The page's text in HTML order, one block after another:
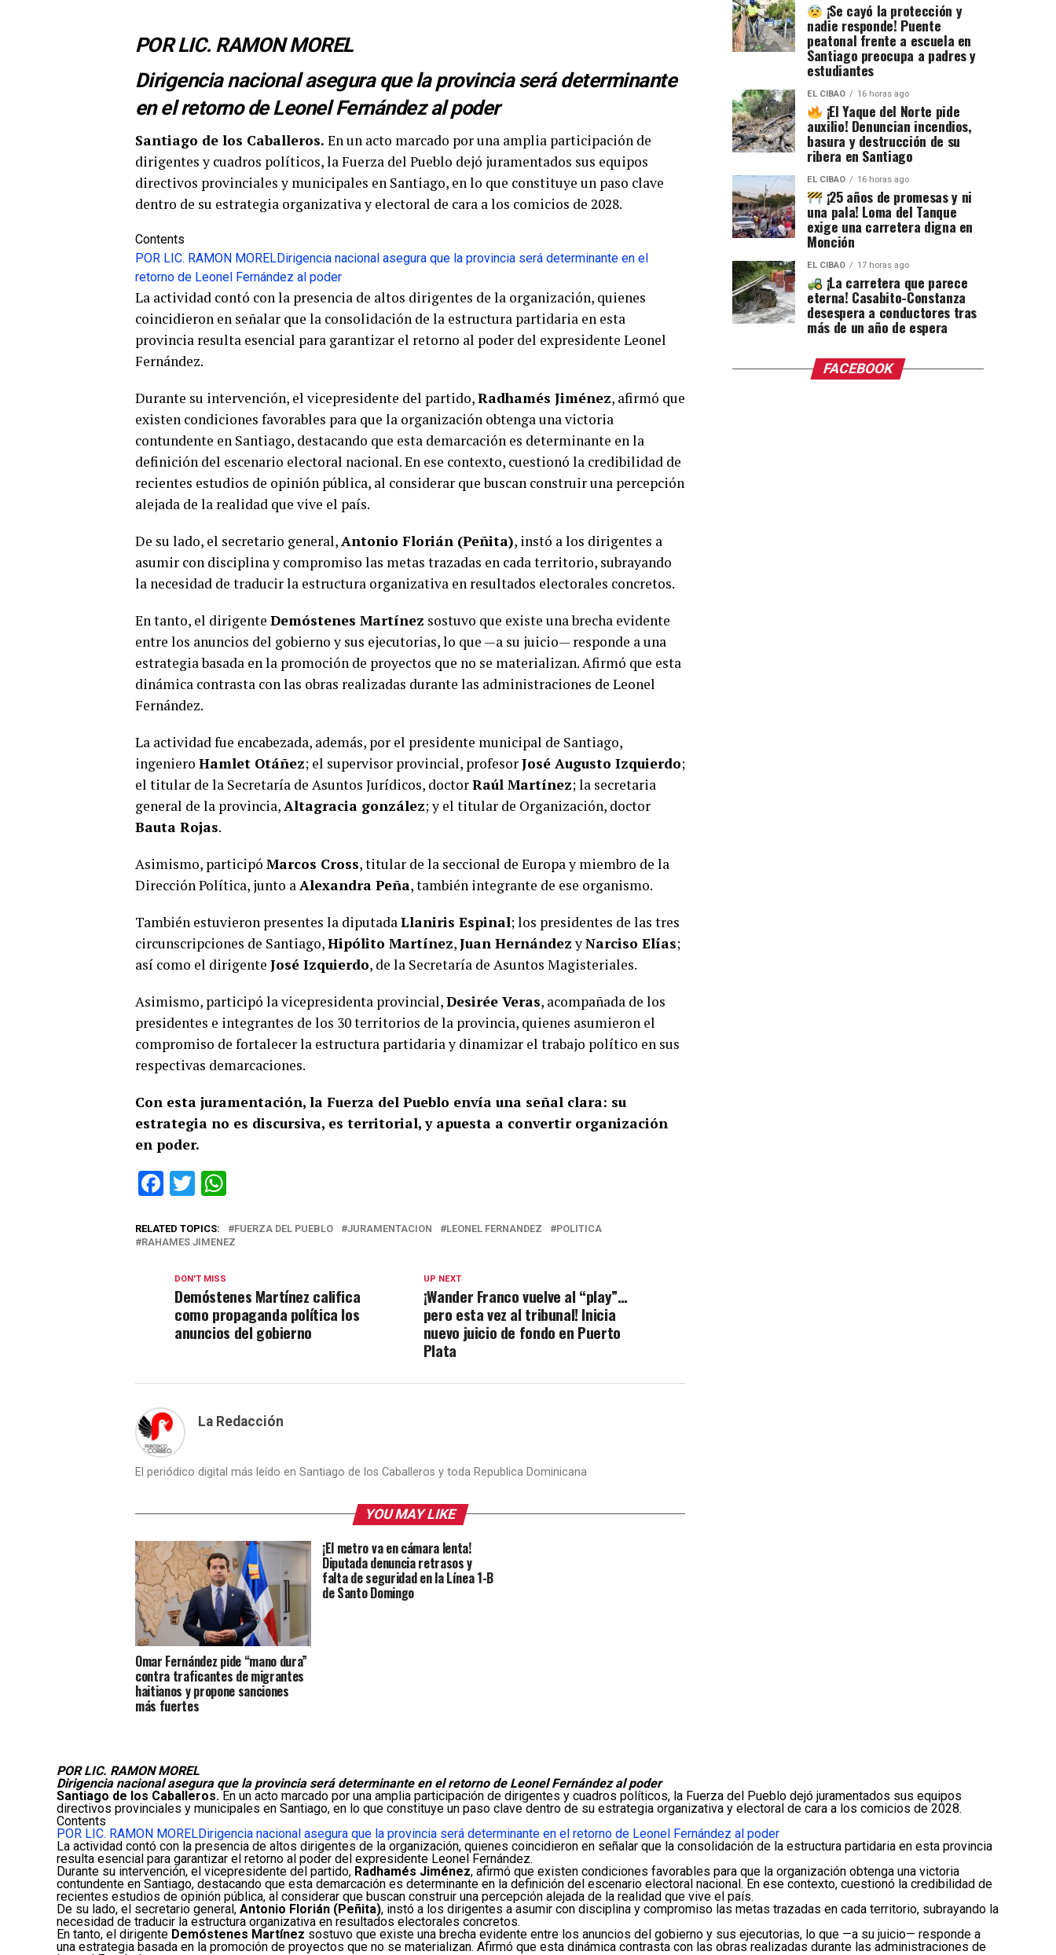
POR LIC. RAMON MOREL
Dirigencia nacional asegura que la provincia será determinante
en el retorno de Leonel Fernández al poder
Santiago de los Caballeros. En un acto marcado por una amplia participación de
dirigentes y cuadros políticos, la Fuerza del Pueblo dejó juramentados sus equipos
directivos provinciales y municipales en Santiago, en lo que constituye un paso clave
dentro de su estrategia organizativa y electoral de cara a los comicios de 2028.
Contents
POR LIC. RAMON MORELDirigencia nacional asegura que la provincia será determinante en el
retorno de Leonel Fernández al poder
La actividad contó con la presencia de altos dirigentes de la organización, quienes
coincidieron en señalar que la consolidación de la estructura partidaria en esta
provincia resulta esencial para garantizar el retorno al poder del expresidente Leonel
Fernández.
Durante su intervención, el vicepresidente del partido,Radhamés Jiménez, afirmó que
existen condiciones favorables para que la organización obtenga una victoria
contundente en Santiago, destacando que esta demarcación es determinante en la
definición del escenario electoral nacional. En ese contexto, cuestionó la credibilidad de
recientes estudios de opinión pública, al considerar que buscan construir una percepción
alejada de la realidad que vive el país.
De su lado, el secretario general,Antonio Florián (Peñita), instó a los dirigentes a
asumir con disciplina y compromiso las metas trazadas en cada territorio, subrayando
la necesidad de traducir la estructura organizativa en resultados electorales concretos.
En tanto, el dirigente Demóstenes Martínez sostuvo que existe una brecha evidente
entre los anuncios del gobierno y sus ejecutorias, lo que —a su juicio— responde a una
estrategia basada en la promoción de proyectos que no se materializan. Afirmó que esta
dinámica contrasta con las obras realizadas durante las administraciones de Leonel
Fernández.
La actividad fue encabezada, además, por el presidente municipal de Santiago,
ingeniero Hamlet Otáñez; el supervisor provincial, profesorJosé Augusto Izquierdo;
el titular de la Secretaría de Asuntos Jurídicos, doctorRaúl Martínez; la secretaria
general de la provincia,Altagracia gonzález; y el titular de Organización, doctor
Bauta Rojas.
Asimismo, participó Marcos Cross, titular de la seccional de Europa y miembro de la
Dirección Política, junto aAlexandra Peña, también integrante de ese organismo.
También estuvieron presentes la diputadaLlaniris Espinal; los presidentes de las tres
circunscripciones de Santiago,Hipólito Martínez,Juan HernándezyNarciso Elías;
así como el dirigente José Izquierdo, de la Secretaría de Asuntos Magisteriales.
Asimismo, participó la vicepresidenta provincial,Desirée Veras, acompañada de los
presidentes e integrantes de los 30 territorios de la provincia, quienes asumieron el
compromiso de fortalecer la estructura partidaria y dinamizar el trabajo político en sus
respectivas demarcaciones.
Con esta juramentación, la Fuerza del Pueblo envía una señal clara: su
estrategia no es discursiva, es territorial, y apuesta a convertir organización
en poder.
Facebook
Twitter
RELATED TOPICS: FUERZA DEL PUEBLO JURAMENTACION LEONEL FERNANDEZ
POLITICA
RAHAMES JIMENEZ
UP NEXT
¡Wander Franco vuelve al “play”…
pero esta vez al tribunal! Inicia
nuevo juicio de fondo en Puerto
Plata
DON'T MISS
Demóstenes Martínez califica
como propaganda política los
anuncios del gobierno
La Redacción
El periódico digital más leído en Santiago de los Caballeros y toda Republica Dominicana
YOU MAY LIKE
Omar Fernández pide “mano dura”
contra traficantes de migrantes
haitianos y propone sanciones
más fuertes
¡El metro va en cámara lenta!
Diputada denuncia retrasos y
falta de seguridad en la Línea 1-B
de Santo Domingo
¡Se cayó la protección y
nadie responde! Puente
peatonal frente a escuela en
Santiago preocupa a padres y
estudiantes
EL CIBAO 16 horas ago
¡El Yaque del Norte pide
auxilio! Denuncian incendios,
basura y destrucción de su
ribera en Santiago
EL CIBAO 16 horas ago
¡25 años de promesas y ni
una pala! Loma del Tanque
exige una carretera digna en
Monción
EL CIBAO 17 horas ago
¡La carretera que parece
eterna! Casabito-Constanza
desespera a conductores tras
más de un año de espera
FACEBOOK
POR LIC. RAMON MOREL
Dirigencia nacional asegura que la provincia será determinante en el retorno de Leonel Fernández al poder
Santiago de los Caballeros.En un acto marcado por una amplia participación de dirigentes y cuadros políticos, la Fuerza del Pueblo dejó juramentados sus equipos
directivos provinciales y municipales en Santiago, en lo que constituye un paso clave dentro de su estrategia organizativa y electoral de cara a los comicios de 2028.
Contents
POR LIC. RAMON MORELDirigencia nacional asegura que la provincia será determinante en el retorno de Leonel Fernández al poder
La actividad contó con la presencia de altos dirigentes de la organización, quienes coincidieron en señalar que la consolidación de la estructura partidaria en esta provincia
resulta esencial para garantizar el retorno al poder del expresidente Leonel Fernández.
Durante su intervención, el vicepresidente del partido, Radhamés Jiménez, afirmó que existen condiciones favorables para que la organización obtenga una victoria
contundente en Santiago, destacando que esta demarcación es determinante en la definición del escenario electoral nacional. En ese contexto, cuestionó la credibilidad de
recientes estudios de opinión pública, al considerar que buscan construir una percepción alejada de la realidad que vive el país.
De su lado, el secretario general, Antonio Florián (Peñita), instó a los dirigentes a asumir con disciplina y compromiso las metas trazadas en cada territorio, subrayando la
necesidad de traducir la estructura organizativa en resultados electorales concretos.
En tanto, el dirigente Demóstenes Martínez sostuvo que existe una brecha evidente entre los anuncios del gobierno y sus ejecutorias, lo que —a su juicio— responde a
una estrategia basada en la promoción de proyectos que no se materializan. Afirmó que esta dinámica contrasta con las obras realizadas durante las administraciones de